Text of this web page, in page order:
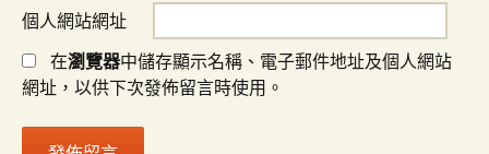
個人網站網址
在瀏覽器中儲存顯示名稱、電子郵件地址及個人網站
網址，以供下次發佈留言時使用。